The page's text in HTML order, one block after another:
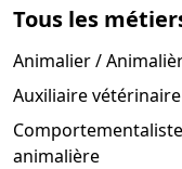
Tous les
Animalier /
Auxiliaire vétérinaire
animalière